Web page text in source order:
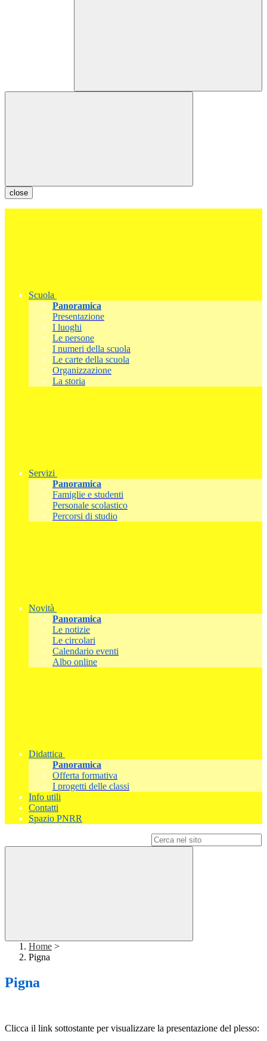
close
Scuola
Panoramica
Presentazione
I luoghi
Le persone
I numeri della scuola
Le carte della scuola
Organizzazione
La storia
Servizi
Panoramica
Famiglie e studenti
Personale scolastico
Percorsi di studio
Novità
Panoramica
Le notizie
Le circolari
Calendario eventi
Albo online
Didattica
Panoramica
Offerta formativa
I progetti delle classi
Info utili
Contatti
Spazio PNRR
Home >
Pigna
Pigna
Clicca il link sottostante per visualizzare la presentazione del plesso: